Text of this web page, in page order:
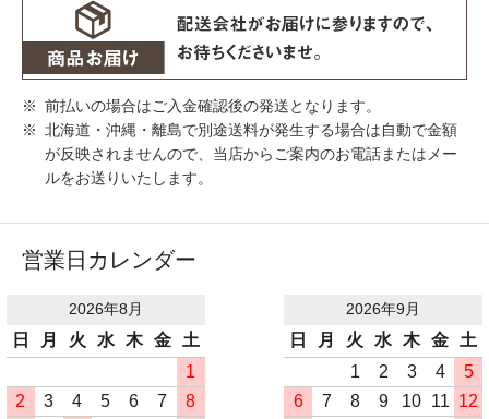
前払いの場合はご入金確認後の発送となります。
北海道・沖縄・離島で別途送料が発生する場合は自動で金額
が反映されませんので、当店からご案内のお電話またはメー
ルをお送りいたします。
営業日カレンダー
2026年8月
日 月 火 水 木 金 土
1
2
3 4 5 6 7
8
2026年9月
日 月 火 水 木 金 土
1
2 3 4
5
6
7 8 9 10 11 12